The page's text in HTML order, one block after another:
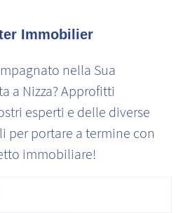
Immobilier
nella Sua
a Nizza? Approfitti
esperti e delle diverse
portare a termine con
immobiliare!